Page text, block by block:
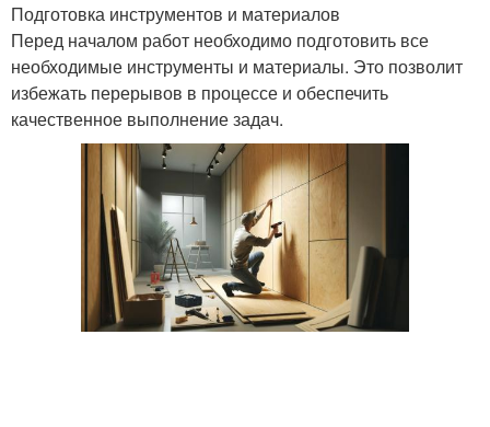
Подготовка инструментов и материалов
Перед началом работ необходимо подготовить все
необходимые инструменты и материалы. Это позволит
избежать перерывов в процессе и обеспечить
качественное выполнение задач.